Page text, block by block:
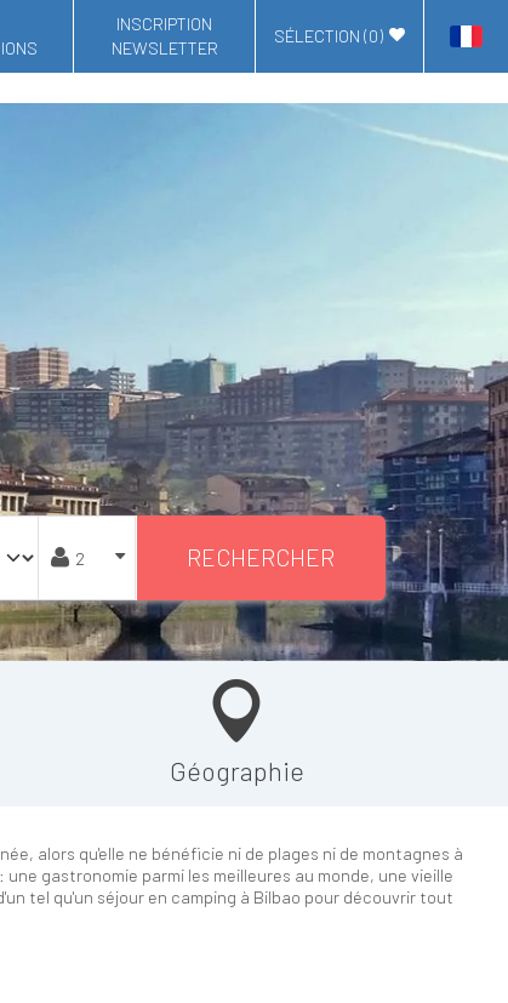
INSCRIPTION
NEWSLETTER
SÉLECTION (0)
RECHERCHER
Géographie
alors qu'elle ne bénéficie ni de plages ni de montagnes à
gastronomie parmi les meilleures au monde, une vieille
tel qu'un séjour en camping à Bilbao pour découvrir tout